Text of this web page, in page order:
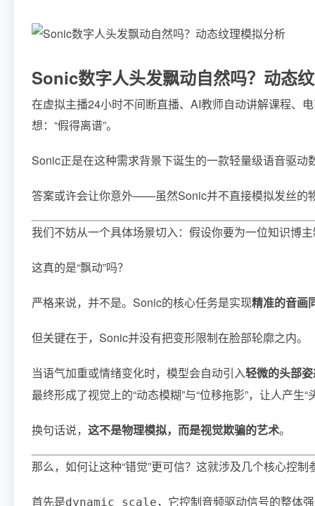
Sonic数字人头发飘动自然吗？动态
在虚拟主播24小时不间断直播、AI教师自动讲解课程、
想：“假得离谱”。
Sonic正是在这种需求背景下诞生的一款轻量级语音驱
答案或许会让你意外——虽然Sonic并不直接模拟发丝的
我们不妨从一个具体场景切入：假设你要为一位知识博
这真的是“飘动”吗？
严格来说，并不是。Sonic的核心任务是实现精准的音画
但关键在于，Sonic并没有把变形限制在脸部轮廓之内。
当语气加重或情绪变化时，模型会自动引入轻微的头部
最终形成了视觉上的“动态模糊”与“位移拖影”，让人产生“
换句话说， 这不是物理模拟，而是视觉欺骗的艺术。
那么，如何让这种“错觉”更可信？这就涉及几个核心控制
首先是dynamic_scale，它控制音频驱动信号的整体